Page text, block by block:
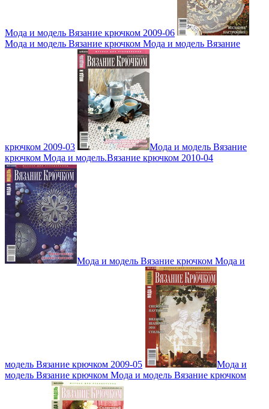
Мода и модель Вязание крючком 2009-06
Мода и модель Вязание крючком Мода и модель Вязание
крючком 2009-03
Мода и модель Вязание
крючком Мода и модель.Вязание крючком 2010-04
Мода и модель Вязание крючком Мода и
модель Вязание крючком 2009-05
Мода и
модель Вязание крючком Мода и модель Вязание крючком